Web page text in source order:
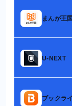
まんが王国
U-NEXT
ブックラ